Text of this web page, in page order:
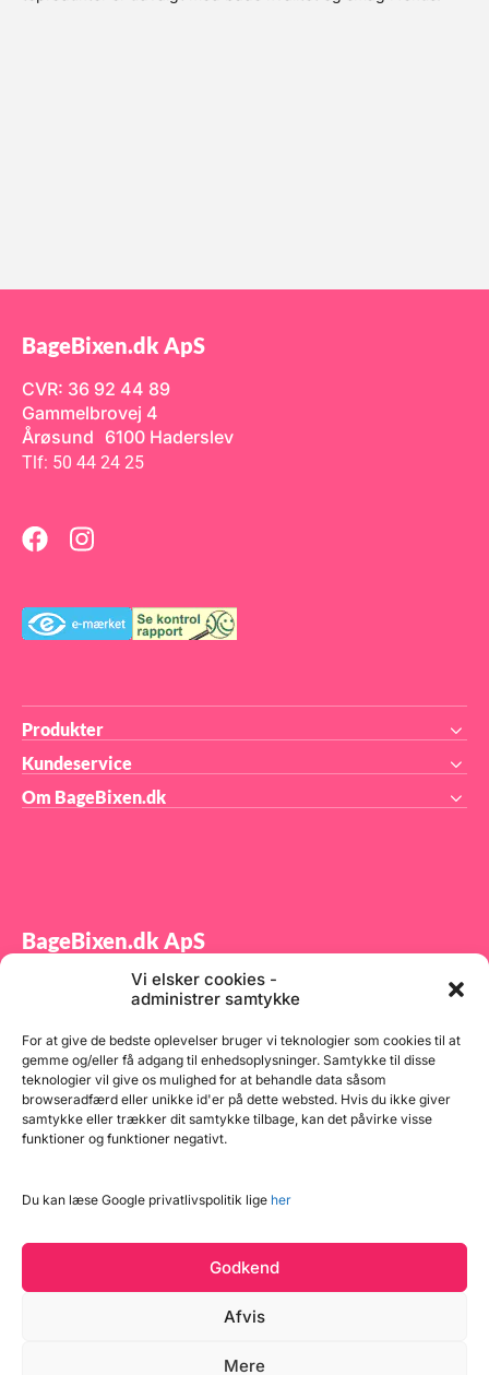
Vi elsker cookies -
administrer samtykke
For at give de bedste oplevelser bruger vi teknologier som cookies til at
gemme og/eller få adgang til enhedsoplysninger. Samtykke til disse
teknologier vil give os mulighed for at behandle data såsom
browseradfærd eller unikke id'er på dette websted. Hvis du ikke giver
samtykke eller trækker dit samtykke tilbage, kan det påvirke visse
funktioner og funktioner negativt.
Du kan læse Google privatlivspolitik lige her
Godkend
Afvis
Mere
BageBixen.dk ApS
CVR: 36 92 44 89
Gammelbrovej 4
Årøsund 6100 Haderslev
Tlf: 50 44 24 25
Produkter
Kundeservice
Om BageBixen.dk
BageBixen.dk ApS
Tilmeld dig vores nyhedsbrev og modtag gode tilbud
samt spændende produktnyheder direkte i din
indbakke.